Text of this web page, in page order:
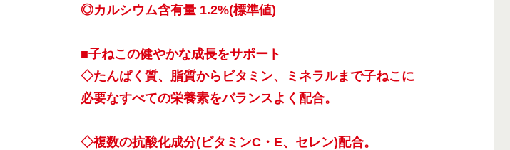
◎カルシウム含有量 1.2%(標準値)
■子ねこの健やかな成長をサポート
◇たんぱく質、脂質からビタミン、ミネラルまで子ねこに
必要なすべての栄養素をバランスよく配合。
◇複数の抗酸化成分(ビタミンC・E、セレン)配合。